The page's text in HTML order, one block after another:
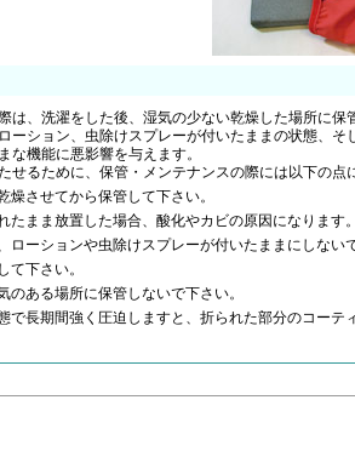
は、洗濯をした後、湿気の少ない乾燥した場所に保
ーション、虫除けスプレーが付いたままの状態、そ
な機能に悪影響を与えます。
せるために、保管・メンテナンスの際には以下の点
燥させてから保管して下さい。
たまま放置した場合、酸化やカビの原因になります
ローションや虫除けスプレーが付いたままにしない
て下さい。
のある場所に保管しないで下さい。
で長期間強く圧迫しますと、折られた部分のコーテ